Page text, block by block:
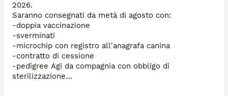
2026.
Saranno consegnati da metà di agosto con:
-doppia vaccinazione
-sverminati
-microchip con registro all'anagrafa canina
-contratto di cessione
-pedigree Agi da compagnia con obbligo di
sterilizzazione